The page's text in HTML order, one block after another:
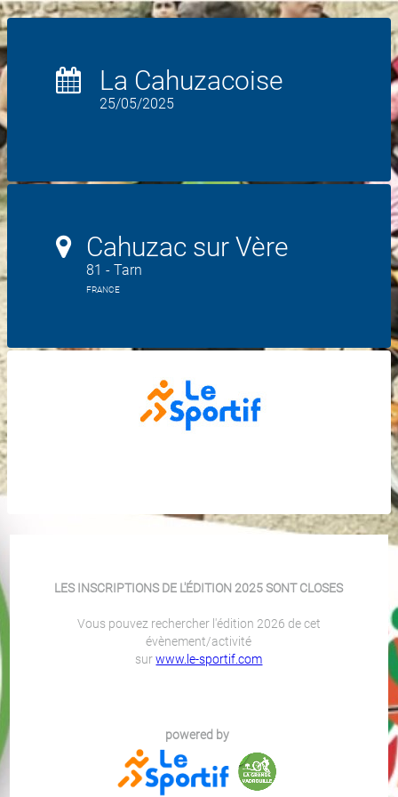
La Cahuzacoise
25/05/2025
Cahuzac sur Vère
81 - Tarn
FRANCE
LES INSCRIPTIONS DE L'ÉDITION 2025 SONT CLOSES
Vous pouvez rechercher l'édition 2026 de cet
évènement/activité
surwww.le-sportif.com
powered by